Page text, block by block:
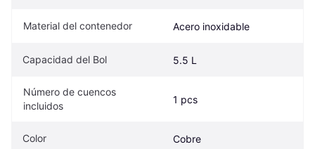
Material del contenedor Acero inoxidable
Capacidad del Bol 5.5 L
Número de cuencos
incluidos
1 pcs
Color Cobre